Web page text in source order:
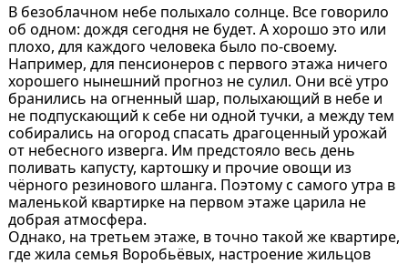
В безоблачном небе полыхало солнце. Все говорило
об одном: дождя сегодня не будет. А хорошо это или
плохо, для каждого человека было по-своему.
Например, для пенсионеров с первого этажа ничего
хорошего нынешний прогноз не сулил. Они всё утро
бранились на огненный шар, полыхающий в небе и
не подпускающий к себе ни одной тучки, а между тем
собирались на огород спасать драгоценный урожай
от небесного изверга. Им предстояло весь день
поливать капусту, картошку и прочие овощи из
чёрного резинового шланга. Поэтому с самого утра в
маленькой квартирке на первом этаже царила не
добрая атмосфера.
Однако, на третьем этаже, в точно такой же квартире,
где жила семья Воробьёвых, настроение жильцов